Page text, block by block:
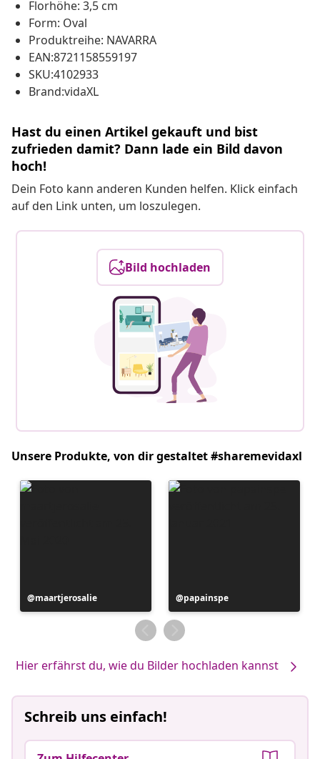
Florhöhe: 3,5 cm
Form: Oval
Produktreihe: NAVARRA
EAN:8721158559197
SKU:4102933
Brand:vidaXL
Hast du einen Artikel gekauft und bist
zufrieden damit? Dann lade ein Bild davon
hoch!
Dein Foto kann anderen Kunden helfen. Klick einfach
auf den Link unten, um loszulegen.
Bild hochladen
Unsere Produkte, von dir gestaltet #sharemevidaxl
Beitrag
veröffentlicht
maartjerosalie
Beitrag
veröffentlicht
von
papainspe
Hier erfährst du, wie du Bilder hochladen kannst
Schreib uns einfach!